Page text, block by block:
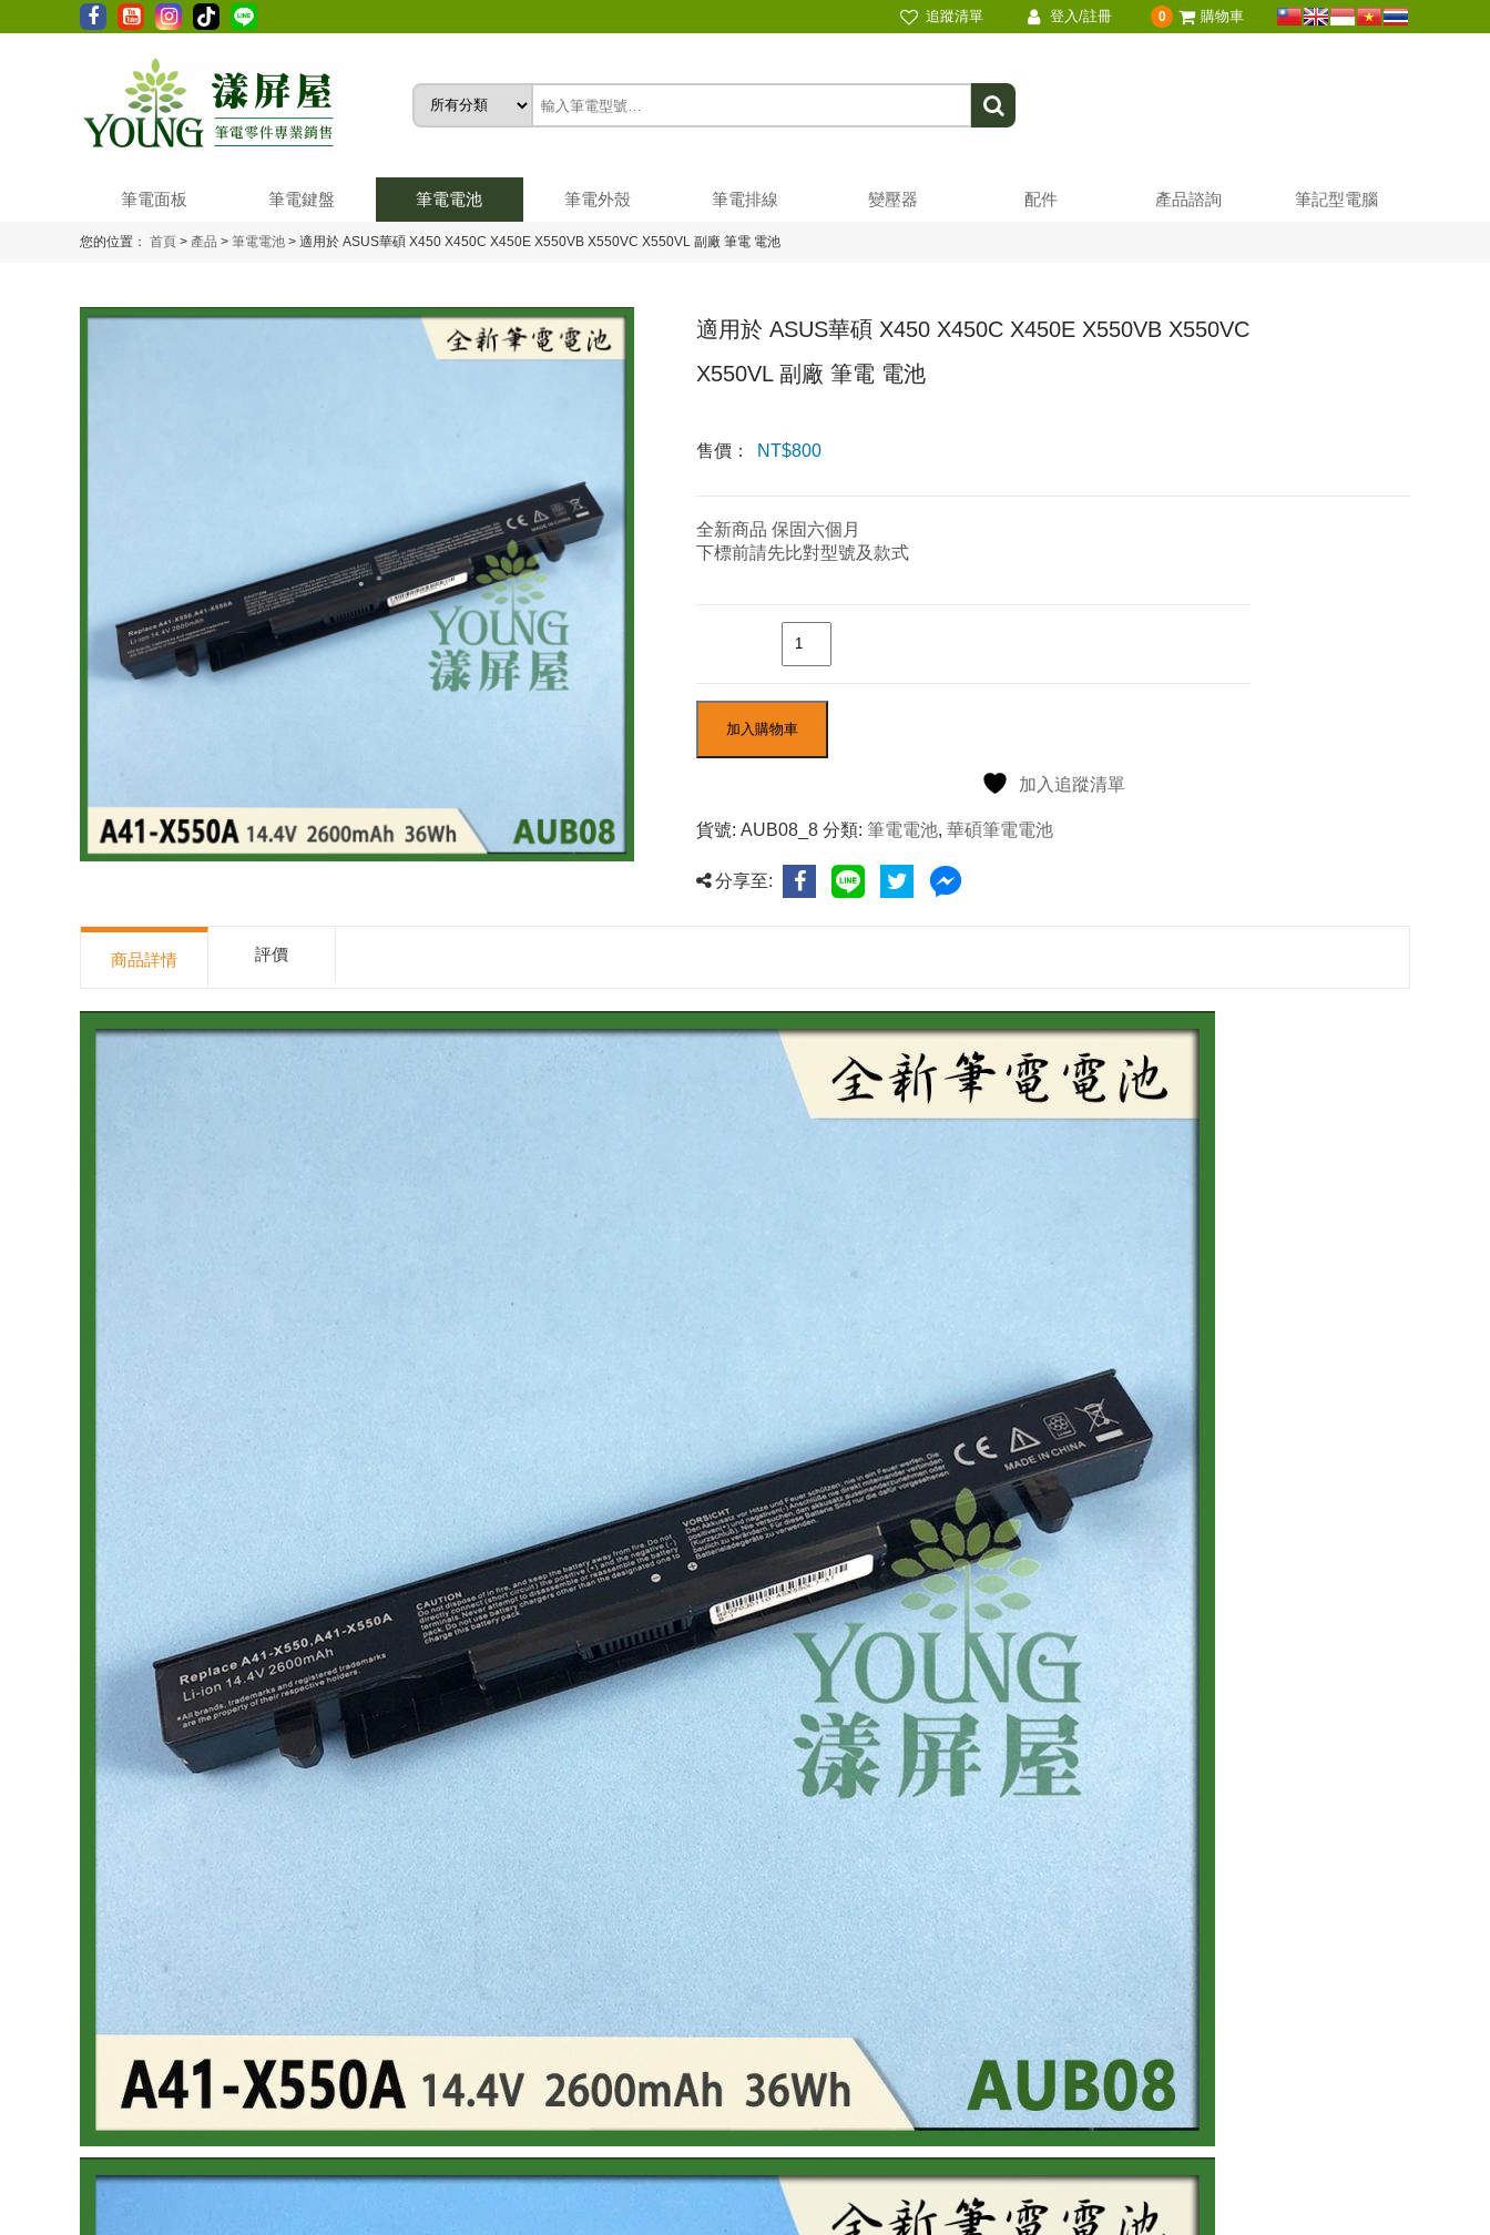
追蹤清單 登入/註冊 0 購物車
筆電面板 筆電鍵盤 筆電電池 筆電外殼 筆電排線 變壓器 配件 產品諮詢 筆記型電腦
您的位置： 首頁 > 產品 > 筆電電池 > 適用於 ASUS華碩 X450 X450C X450E X550VB X550VC X550VL 副廠 筆電 電池
適用於 ASUS華碩 X450 X450C X450E X550VB X550VC
X550VL 副廠 筆電 電池
售價： NT$800
全新商品 保固六個月
下標前請先比對型號及款式
加入購物車
加入追蹤清單
貨號:AUB08_8 分類:筆電電池,華碩筆電電池
分享至:
商品詳情 評價